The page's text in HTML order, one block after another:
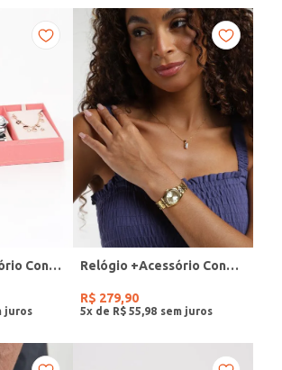
Relógio + Acessório Condor Feminino PRATA Relógio +Acessório Condor Feminino DOURADO
R$ 279,90
5x de R$ 55 98